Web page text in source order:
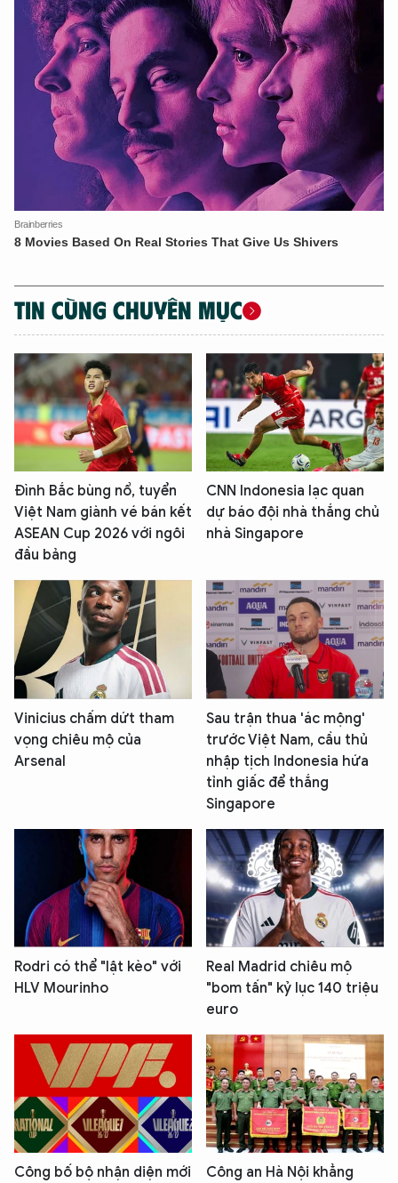
TIN CÙNG CHUYÊN MỤC
Đình Bắc bùng nổ, tuyển
Việt Nam giành vé bán kết
ASEAN Cup 2026 với ngôi
đầu bảng
CNN Indonesia lạc quan
dự báo đội nhà thắng chủ
nhà Singapore
Vinicius chấm dứt tham
vọng chiêu mộ của
Arsenal
Sau trận thua 'ác mộng'
trước Việt Nam, cầu thủ
nhập tịch Indonesia hứa
tỉnh giấc để thắng
Singapore
Rodri có thể "lật kèo" với
HLV Mourinho
Real Madrid chiêu mộ
"bom tấn" kỷ lục 140 triệu
euro
Công bố bộ nhận diện mới
Công an Hà Nội khẳng
XIN CHÀO,
TÔI LÀ CHATBOT CỦA
Hãy hỏi tôi bất kỳ điều gì bạn cần biết về